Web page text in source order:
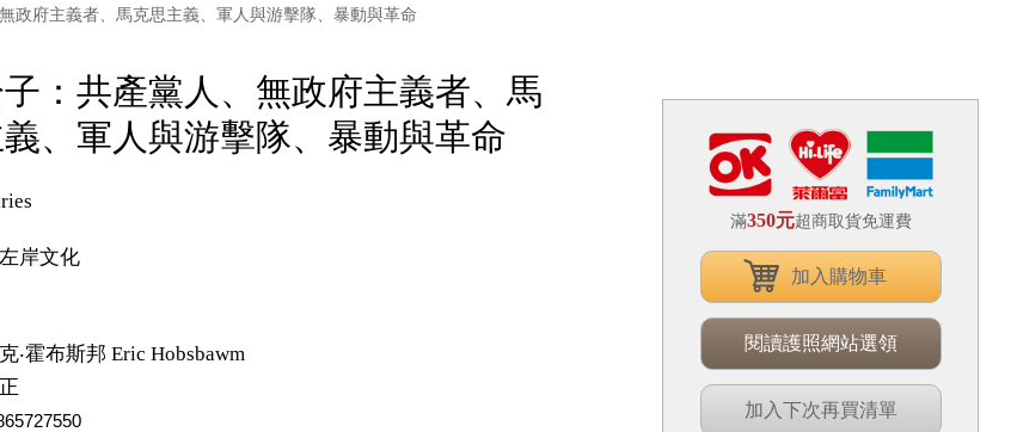
政府主義者、馬克思主義、軍人與游擊隊、暴動與革命
：共產黨人、無政府主義者、馬
、軍人與游擊隊、暴動與革命
岸文化
‧霍布斯邦 Eric Hobsbawm
滿350元超商取貨免運費
加入購物車
閱讀護照網站選領
加入下次再買清單